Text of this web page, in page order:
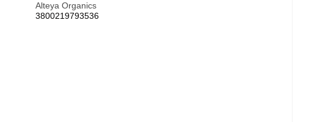
Alteya Organics
3800219793536